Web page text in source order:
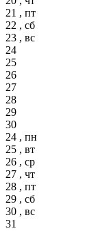
21 , пт
22 , сб
23 , вс
24
25
26
27
28
29
30
24 , пн
25 , вт
26 , ср
27 , чт
28 , пт
29 , сб
30 , вс
31